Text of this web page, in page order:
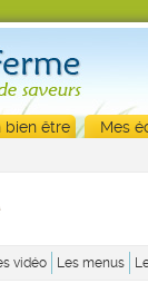
bien être Mes
vidéo Les menus